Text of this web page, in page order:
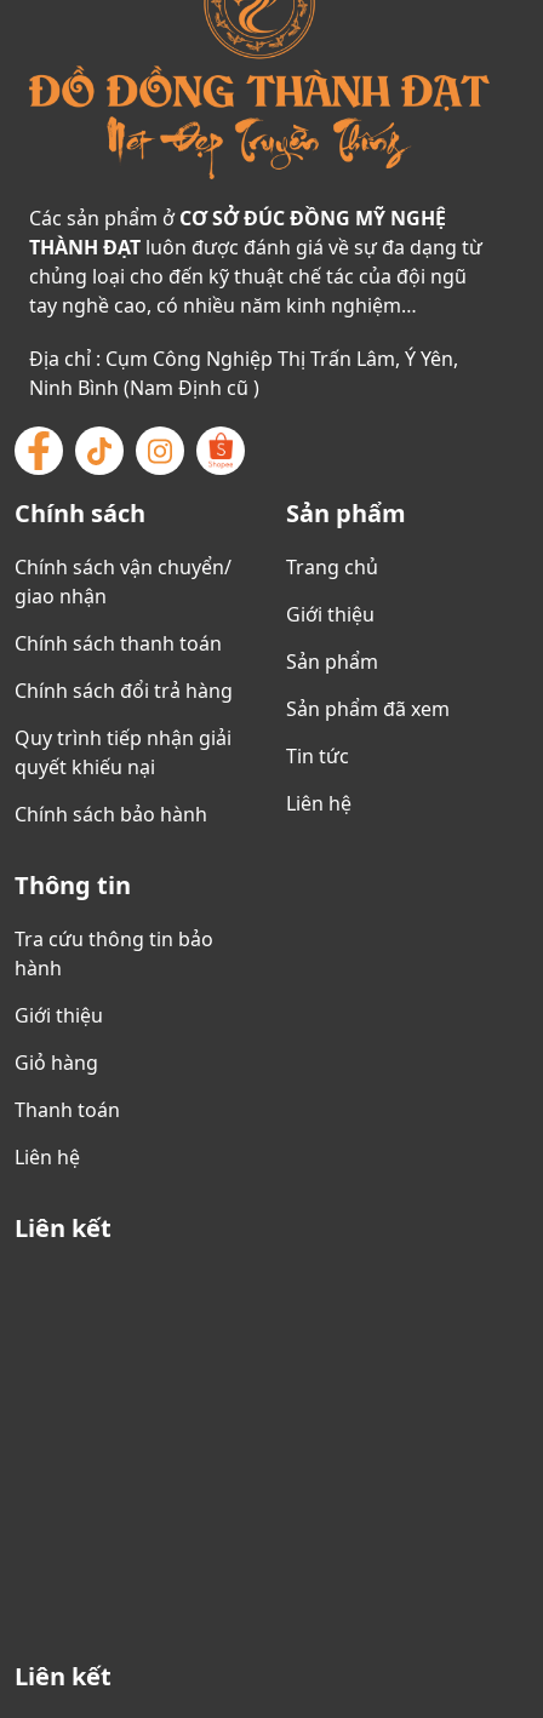
Các sản phẩm ởCƠ SỞ ĐÚC ĐỒNG MỸ NGHỆ
THÀNH ĐẠT luôn được đánh giá về sự đa dạng từ
chủng loại cho đến kỹ thuật chế tác của đội ngũ
tay nghề cao, có nhiều năm kinh nghiệm…
Địa chỉ : Cụm Công Nghiệp Thị Trấn Lâm, Ý Yên,
Ninh Bình (Nam Định cũ )
Chính sách
Chính sách vận chuyển/
giao nhận
Chính sách thanh toán
Chính sách đổi trả hàng
Quy trình tiếp nhận giải
quyết khiếu nại
Chính sách bảo hành
Sản phẩm
Trang chủ
Giới thiệu
Sản phẩm
Sản phẩm đã xem
Tin tức
Liên hệ
Thông tin
Tra cứu thông tin bảo
hành
Giới thiệu
Giỏ hàng
Thanh toán
Liên hệ
Liên kết
Liên kết